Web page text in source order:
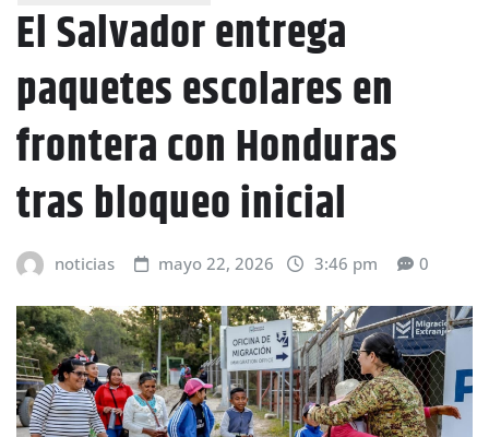
El Salvador entrega
paquetes escolares en
frontera con Honduras
tras bloqueo inicial
noticias mayo 22, 2026 3:46 pm 0